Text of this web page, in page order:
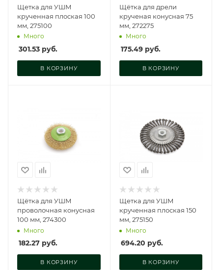
Щетка для УШМ
крученная плоская 100
мм, 275100
Много
301.53 руб.
В КОРЗИНУ
Щётка для дрели
крученая конусная 75
мм, 272275
Много
175.49руб.
В КОРЗИНУ
Щётка для УШМ
проволочная конусная
100 мм, 274300
Много
182.27 руб.
В КОРЗИНУ
Щетка для УШМ
крученная плоская 150
мм, 275150
Много
694.20 руб.
В КОРЗИНУ